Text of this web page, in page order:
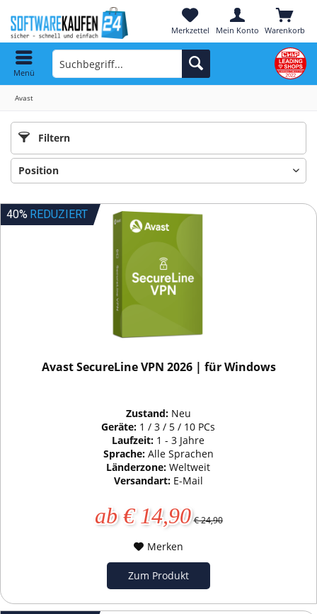
Warenkorb
Merkzettel Mein Konto
Menü
Avast
Filtern
40% REDUZIERT
Avast SecureLine VPN 2026 | für Windows
Zustand: Neu
Geräte: 1 / 3 / 5 / 10 PCs
Laufzeit: 1 - 3 Jahre
Sprache: Alle Sprachen
Länderzone:Weltweit
Versandart: E-Mail
ab € 14,90 € 24,90
Merken
Zum Produkt